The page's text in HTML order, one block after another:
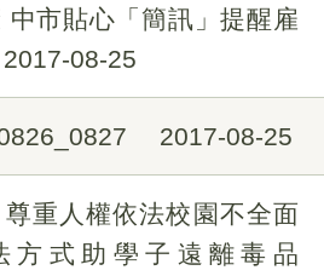
中市貼心「簡訊」提醒雇
2017-08-25
2017-08-25
重人權依法校園不全面
方式助學子遠離毒品